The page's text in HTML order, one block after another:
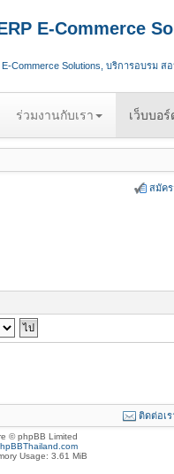
E-Commerce
Commerce Solutions, บริการอบรม ส
ร่วมงานกับเรา เว็บบอร์
สมัค
ติดต่อเร
© phpBB Limited
Usage: 3.61 MiB